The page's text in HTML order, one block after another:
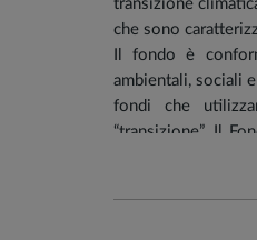
transizione
che sono
Il fondo è
ambientali, sociali
fondi che
“transizione”. Il